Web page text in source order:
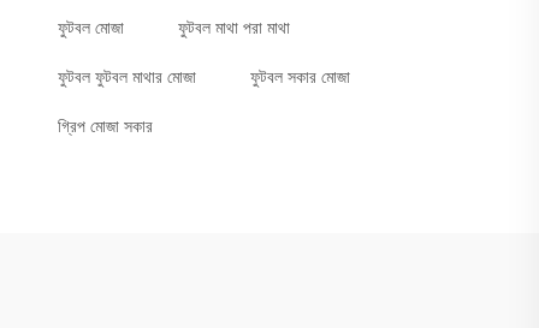
ফুটবল মোজা ফুটবল মাথা পরা মাথা
ফুটবল ফুটবল মাথার মোজা ফুটবল সকার মোজা
গ্রিপ মোজা সকার